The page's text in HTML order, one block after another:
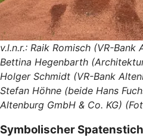
v.l.n.r.: Raik Romisch (VR-Bank
Bettina Hegenbarth
Holger Schmidt (VR-Bank
Stefan Höhne (beide Hans
Altenburg GmbH & Co. KG)
Symbolischer